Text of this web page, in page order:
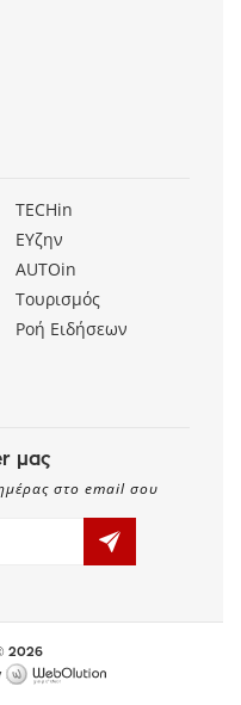
TECHin
ΕΥζην
AUTOin
Τουρισμός
Ροή Ειδήσεων
μας
στο email σου
2026